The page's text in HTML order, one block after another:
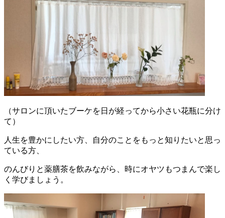
（サロンに頂いたブーケを日が経ってから小さい花瓶に分け
て）
人生を豊かにしたい方、自分のことをもっと知りたいと思っ
ている方、
のんびりと薬膳茶を飲みながら、時にオヤツもつまんで楽し
く学びましょう。